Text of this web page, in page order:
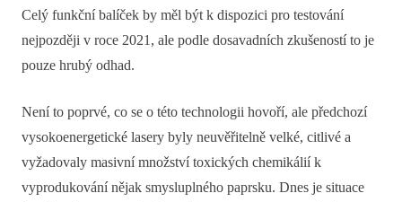
Celý funkční balíček by měl být k dispozici pro testování
nejpozději v roce 2021, ale podle dosavadních zkušeností to je
pouze hrubý odhad.
Není to poprvé, co se o této technologii hovoří, ale předchozí
vysokoenergetické lasery byly neuvěřitelně velké, citlivé a
vyžadovaly masivní množství toxických chemikálií k
vyprodukování nějak smysluplného paprsku. Dnes je situace